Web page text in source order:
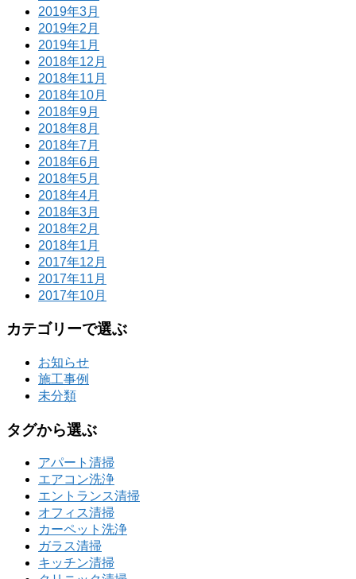
2019年3月
2019年2月
2019年1月
2018年12月
2018年11月
2018年10月
2018年9月
2018年8月
2018年7月
2018年6月
2018年5月
2018年4月
2018年3月
2018年2月
2018年1月
2017年12月
2017年11月
2017年10月
カテゴリーで選ぶ
お知らせ
施工事例
未分類
タグから選ぶ
アパート清掃
エアコン洗浄
エントランス清掃
オフィス清掃
カーペット洗浄
ガラス清掃
キッチン清掃